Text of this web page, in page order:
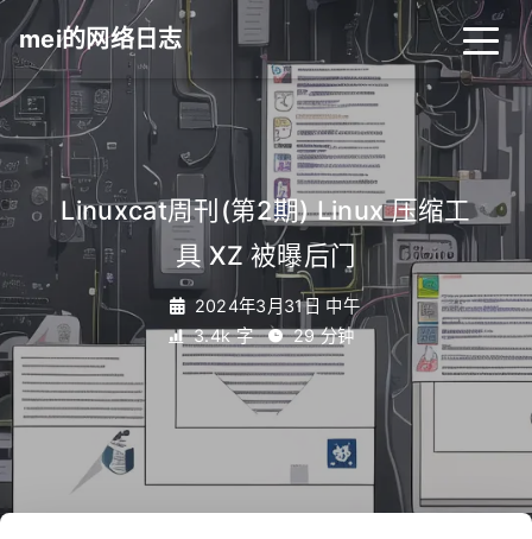
mei的网络日志
Linuxcat周刊(第2期) Linux 压缩工
具 XZ 被曝后门
2024年3月31日 中午
3.4k 字
29 分钟